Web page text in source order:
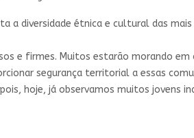
a diversidade étnica e cultural das
e firmes. Muitos estarão morando
segurança territorial a essas
hoje, já observamos muitos jovens